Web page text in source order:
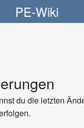
PE-Wiki
du die letzten